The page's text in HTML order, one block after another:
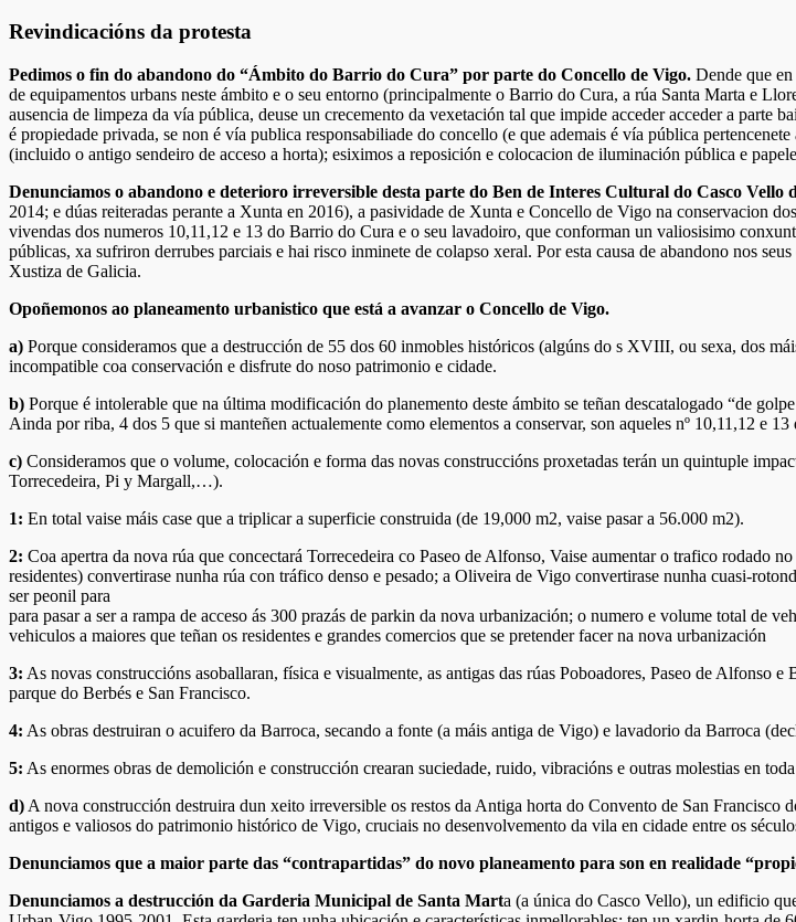
Revindicacións da protesta
Pedimos o fin do abandono do “Ámbito do Barrio do Cura” por parte do Concello de Vigo. Dende que
de equipamentos urbans neste ámbito e o seu entorno (principalmente o Barrio do Cura, a rúa Santa Marta e
ausencia de limpeza da vía pública, deuse un crecemento da vexetación tal que impide acceder acceder a
é propiedade privada, se non é vía publica responsabiliade do concello (e que ademais é vía pública
(incluido o antigo sendeiro de acceso a horta); esiximos a reposición e colocacion de iluminación pública e
Denunciamos o abandono e deterioro irreversible desta parte do Ben de Interes Cultural do Casco Vello
2014; e dúas reiteradas perante a Xunta en 2016), a pasividade de Xunta e Concello de Vigo na conservacion
vivendas dos numeros 10,11,12 e 13 do Barrio do Cura e o seu lavadoiro, que conforman un valiosisimo
públicas, xa sufriron derrubes parciais e hai risco inminete de colapso xeral. Por esta causa de abandono nos
Xustiza de Galicia.
Opoñemonos ao planeamento urbanistico que está a avanzar o Concello de Vigo.
a) Porque consideramos que a destrucción de 55 dos 60 inmobles históricos (algúns do s XVIII, ou sexa, dos
incompatible coa conservación e disfrute do noso patrimonio e cidade.
b) Porque é intolerable que na última modificación do planemento deste ámbito se teñan descatalogado “de
Ainda por riba, 4 dos 5 que si manteñen actualemente como elementos a conservar, son aqueles nº 10,11,12 e
c) Consideramos que o volume, colocación e forma das novas construccións proxetadas terán un quintuple
Torrecedeira, Pi y Margall,…).
1: En total vaise máis case que a triplicar a superficie construida (de 19,000 m2, vaise pasar a 56.000 m2).
2: Coa apertra da nova rúa que concectará Torrecedeira co Paseo de Alfonso, Vaise aumentar o trafico rodado
residentes) convertirase nunha rúa con tráfico denso e pesado; a Oliveira de Vigo convertirase nunha cuasi-
ser peonil para
para pasar a ser a rampa de acceso ás 300 prazás de parkin da nova urbanización; o numero e volume total de
vehiculos a maiores que teñan os residentes e grandes comercios que se pretender facer na nova urbanización
3: As novas construccións asoballaran, física e visualmente, as antigas das rúas Poboadores, Paseo de Alfonso
parque do Berbés e San Francisco.
4: As obras destruiran o acuifero da Barroca, secando a fonte (a máis antiga de Vigo) e lavadorio da Barroca
5: As enormes obras de demolición e construcción crearan suciedade, ruido, vibracións e outras molestias en
d) A nova construcción destruira dun xeito irreversible os restos da Antiga horta do Convento de San
antigos e valiosos do patrimonio histórico de Vigo, cruciais no desenvolvemento da vila en cidade entre os
Denunciamos que a maior parte das “contrapartidas” do novo planeamento para son en realidade
Denunciamos a destrucción da Garderia Municipal de Santa Marta (a única do Casco Vello), un edificio